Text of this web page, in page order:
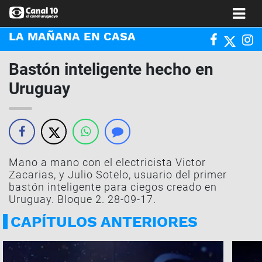
LA MAÑANA EN CASA
Bastón inteligente hecho en
Uruguay
Mano a mano con el electricista Victor
Zacarias, y Julio Sotelo, usuario del primer
bastón inteligente para ciegos creado en
Uruguay. Bloque 2. 28-09-17.
CAPÍTULOS ANTERIORES